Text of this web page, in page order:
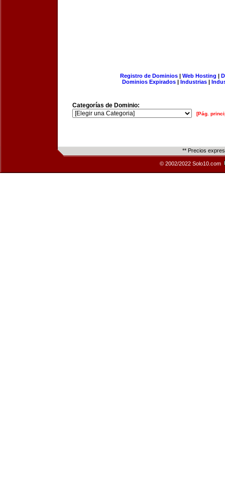
Registro de Dominios| Web Hosting |
Dominios Expirados | Industrias |
Categorías de Dominio:
[Pág.
** Precios
© 2002/2022 Solo10.com